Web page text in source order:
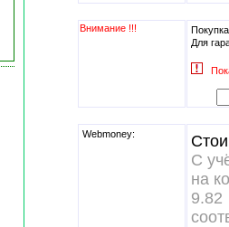
Внимание !!!
Для
Webmoney:
С
на